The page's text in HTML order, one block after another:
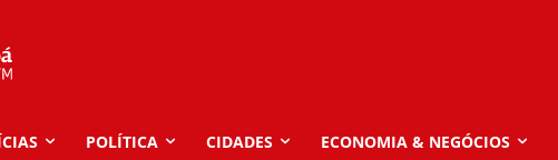
POLÍTICA CIDADES ECONOMIA & NEGÓCIOS